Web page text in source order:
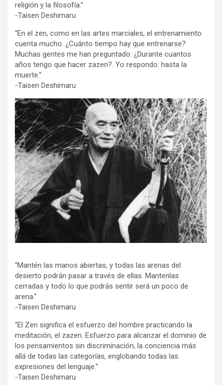
religión y la filosofía.”
-Taisen Deshimaru
“En el zen, como en las artes marciales, el entrenamiento
cuenta mucho. ¿Cuánto tiempo hay que entrenarse?
Muchas gentes me han preguntado: ¿Durante cuantos
años tengo que hacer zazen?. Yo respondo: hasta la
muerte.”
-Taisen Deshimaru
“Mantén las manos abiertas, y todas las arenas del
desierto podrán pasar a través de ellas. Mantenlas
cerradas y todo lo que podrás sentir será un poco de
arena.”
-Taisen Deshimaru
“El Zen significa el esfuerzo del hombre practicando la
meditación, el zazen. Esfuerzo para alcanzar el dominio de
los pensamientos sin discriminación, la conciencia más
allá de todas las categorías, englobando todas las
expresiones del lenguaje.”
-Taisen Deshimaru